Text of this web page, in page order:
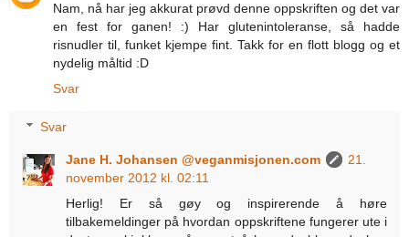
Nam, nå har jeg akkurat prøvd denne oppskriften og det var
en fest for ganen! :) Har glutenintoleranse, så hadde
risnudler til, funket kjempe fint. Takk for en flott blogg og et
nydelig måltid :D
Svar
Svar
Jane H. Johansen @veganmisjonen.com
21.
november 2012 kl. 02:11
Herlig! Er så gøy og inspirerende å høre
tilbakemeldinger på hvordan oppskriftene fungerer ute i